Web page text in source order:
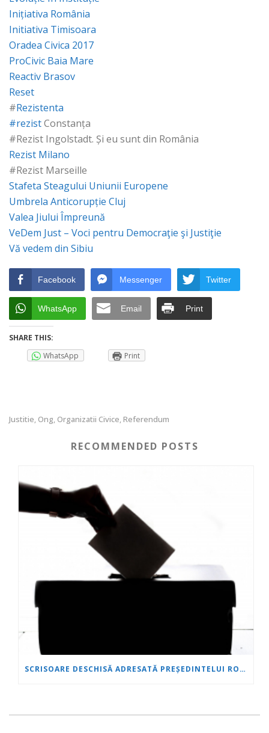
Inițiativa România
Initiativa Timisoara
Oradea Civica 2017
ProCivic Baia Mare
Reactiv Brasov
Reset
#Rezistenta
#rezistConstanța
#Rezist Ingolstadt. Și eu sunt din România
Rezist Milano
#Rezist Marseille
Stafeta Steagului Uniunii Europene
Umbrela Anticorupție Cluj
Valea Jiului Împreună
VeDem Just – Voci pentru Democraţie şi Justiţie
Vă vedem din Sibiu
Facebook Messenger Twitter
WhatsApp Email Print
SHARE THIS:
WhatsApp
Print
Justitie, Ong, Organizatii Civice, Referendum
RECOMMENDED POSTS
SCRISOARE DESCHISĂ ADRESATĂ PREȘEDINTELUI ROMÂNIEI ȘI CLASEI POLITICE